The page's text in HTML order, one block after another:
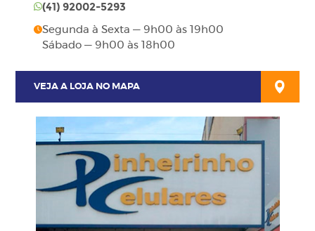
(41)92002-5293
Segunda à Sexta — 9h00 às 19h00
Sábado — 9h00 às 18h00
VEJA A LOJA NO MAPA